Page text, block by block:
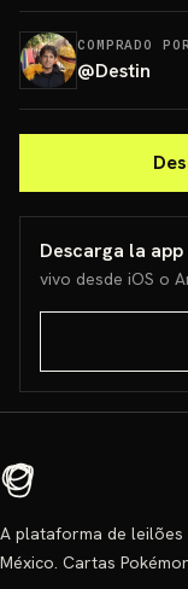
COMPRADO
@Destin
Descarga la
vivo desde iOS o
A plataforma de
México. Cartas